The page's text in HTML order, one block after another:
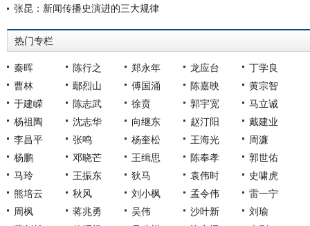
张昆：新闻传播史演进的三大规律
热门专栏
秦晖 陈行之 郑永年 龙应台
丁学良
曹林
鄢烈山 傅国涌 陈嘉映
黄宗智
于建嵘
陈志武 徐贲 郭宇宽
马立诚
杨祖陶
沈志华 向继东 赵汀阳
戴建业
李昌平
张鸣 杨奎松 王海光
周濂
杨鹏
邓晓芒 王缉思 陈奉孝
郭世佑
马玲
王振东 狄马 袁伟时
史啸虎
熊培云
秋风 刘小枫 孟令伟
雷一宁
周枫
蒋兆勇 吴伟 沙叶新
刘瑜